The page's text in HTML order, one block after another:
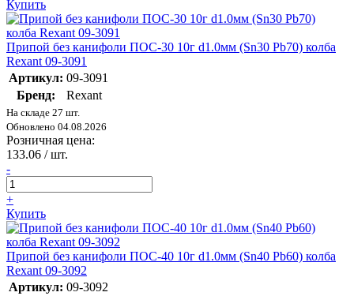
Купить
Припой без канифоли ПОС-30 10г d1.0мм (Sn30 Pb70) колба
Rexant 09-3091
Артикул: 09-3091
Бренд:
Rexant
На складе 27 шт.
Обновлено 04.08.2026
Розничная цена:
133.06 / шт.
-
+
Купить
Припой без канифоли ПОС-40 10г d1.0мм (Sn40 Pb60) колба
Rexant 09-3092
Артикул: 09-3092